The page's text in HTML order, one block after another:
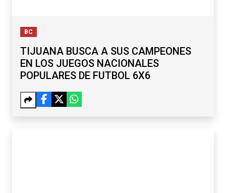
BC
TIJUANA BUSCA A SUS CAMPEONES
EN LOS JUEGOS NACIONALES
POPULARES DE FUTBOL 6X6